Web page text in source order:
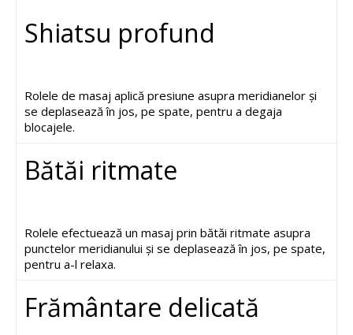
Shiatsu profund
Rolele de masaj aplică presiune asupra meridianelor și
se deplasează în jos, pe spate, pentru a degaja
blocajele.
Bătăi ritmate
Rolele efectuează un masaj prin bătăi ritmate asupra
punctelor meridianului și se deplasează în jos, pe spate,
pentru a-l relaxa.
Frământare delicată